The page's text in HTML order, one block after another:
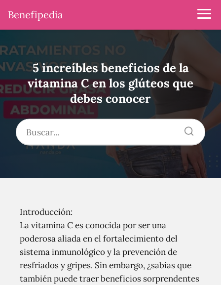
Benefipedia
5 increíbles beneficios de la
vitamina C en los glúteos que
debes conocer
Introducción:
La vitamina C es conocida por ser una
poderosa aliada en el fortalecimiento del
sistema inmunológico y la prevención de
resfriados y gripes. Sin embargo, ¿sabías que
también puede traer beneficios sorprendentes